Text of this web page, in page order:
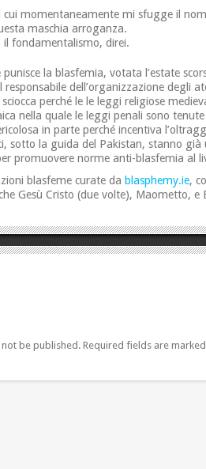
cui momentaneamente mi sfugge il
maschia arroganza.
fondamentalismo, direi.
la blasfemia, votata l’estate
dell’organizzazione degli
sciocca perché le le leggi religiose
nella quale le leggi penali sono
in parte perché incentiva
sotto la guida del Pakistan, stanno
promuovere norme anti-blasfemia al
blasfeme curate da blasphemy.ie,
Gesù Cristo (due volte), Maometto, e
be published. Required fields are marked